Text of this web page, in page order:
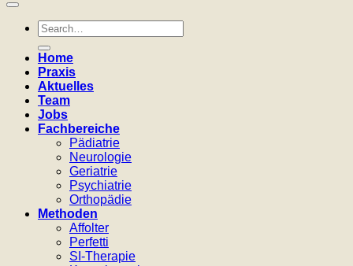
Home
Praxis
Aktuelles
Team
Jobs
Fachbereiche
Pädiatrie
Neurologie
Geriatrie
Psychiatrie
Orthopädie
Methoden
Affolter
Perfetti
SI-Therapie